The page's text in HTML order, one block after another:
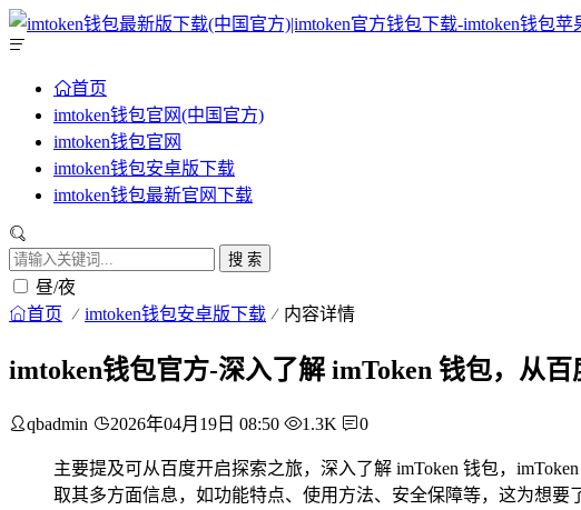
首页
imtoken钱包官网(中国官方)
imtoken钱包官网
imtoken钱包安卓版下载
imtoken钱包最新官网下载
搜 索
昼/夜
首页 imtoken钱包安卓版下载 内容详情
imtoken钱包官方-深入了解 imToken 钱包，从
qbadmin 2026年04月19日 08:50 1.3K 0
主要提及可从百度开启探索之旅，深入了解 imToken 钱包，
取其多方面信息，如功能特点、使用方法、安全保障等，这为想